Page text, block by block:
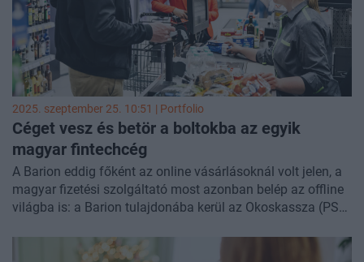
2025. szeptember 25. 10:51 | Portfolio
Céget vesz és betör a boltokba az egyik
magyar fintechcég
A Barion eddig főként az online vásárlásoknál volt jelen, a
magyar fizetési szolgáltató most azonban belép az offline
világba is: a Barion tulajdonába kerül az Okoskassza (PSC
több mint húszezer kereskedőt szolgál ki a közép-kelet-